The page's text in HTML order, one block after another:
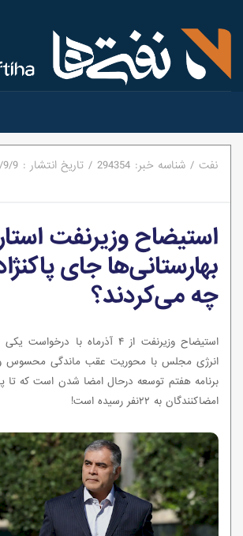
نفت / شناسه خبر: 294354
/ تاریخ انتشار : 9/9
استیضاح وزیرنفت
بهارستانی‌ها جای
چه می‌کردند؟
استیضاح وزیرنفت از ۴ آذرماه با
انرژی مجلس با محوریت عقب ماندگی محسوس
برنامه هفتم توسعه درحال امضا شدن است که تا
امضاکنندگان به ۲۲نفر رسیده است!